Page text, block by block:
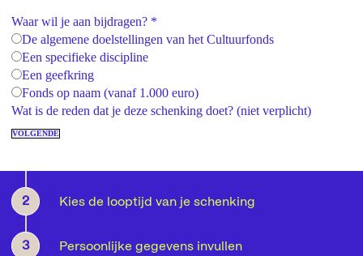
Waar wil je aan bijdragen? *
De algemene doelstellingen van het Cultuurfonds
Een specifieke discipline
Een geefkring
Fonds op naam (vanaf 1.000 euro)
Wat is de reden dat je deze schenking doet? (niet verplicht)
VOLGENDE
2 Kies de looptijd van je schenking
3 Persoonlijke gegevens invullen